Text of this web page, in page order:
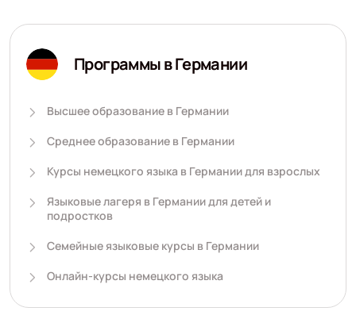
Программы в Германии
Высшее образование в Германии
Среднее образование в Германии
Курсы немецкого языка в Германии для взрослых
Языковые лагеря в Германии для детей и
подростков
Семейные языковые курсы в Германии
Онлайн-курсы немецкого языка